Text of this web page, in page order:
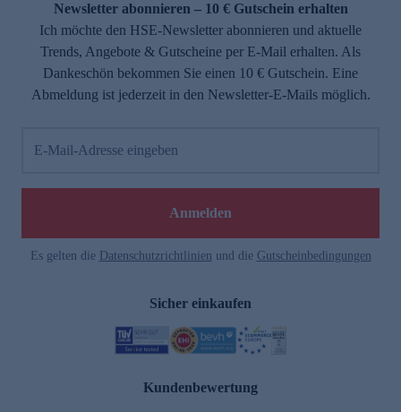
Newsletter abonnieren – 10 € Gutschein erhalten
Ich möchte den HSE-Newsletter abonnieren und aktuelle
Trends, Angebote & Gutscheine per E-Mail erhalten. Als
Dankeschön bekommen Sie einen 10 € Gutschein. Eine
Abmeldung ist jederzeit in den Newsletter-E-Mails möglich.
E-Mail-Adresse eingeben
Anmelden
Es gelten die Datenschutzrichtlinien und die Gutscheinbedingungen
Sicher einkaufen
Kundenbewertung